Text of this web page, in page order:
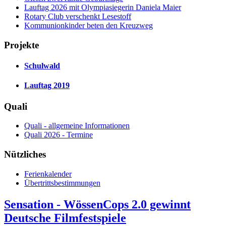
Lauftag 2026 mit Olympiasiegerin Daniela Maier
Rotary Club verschenkt Lesestoff
Kommunionkinder beten den Kreuzweg
Projekte
Schulwald
Lauftag 2019
Quali
Quali - allgemeine Informationen
Quali 2026 - Termine
Nützliches
Ferienkalender
Übertrittsbestimmungen
Sensation - WössenCops 2.0 gewinnt
Deutsche Filmfestspiele